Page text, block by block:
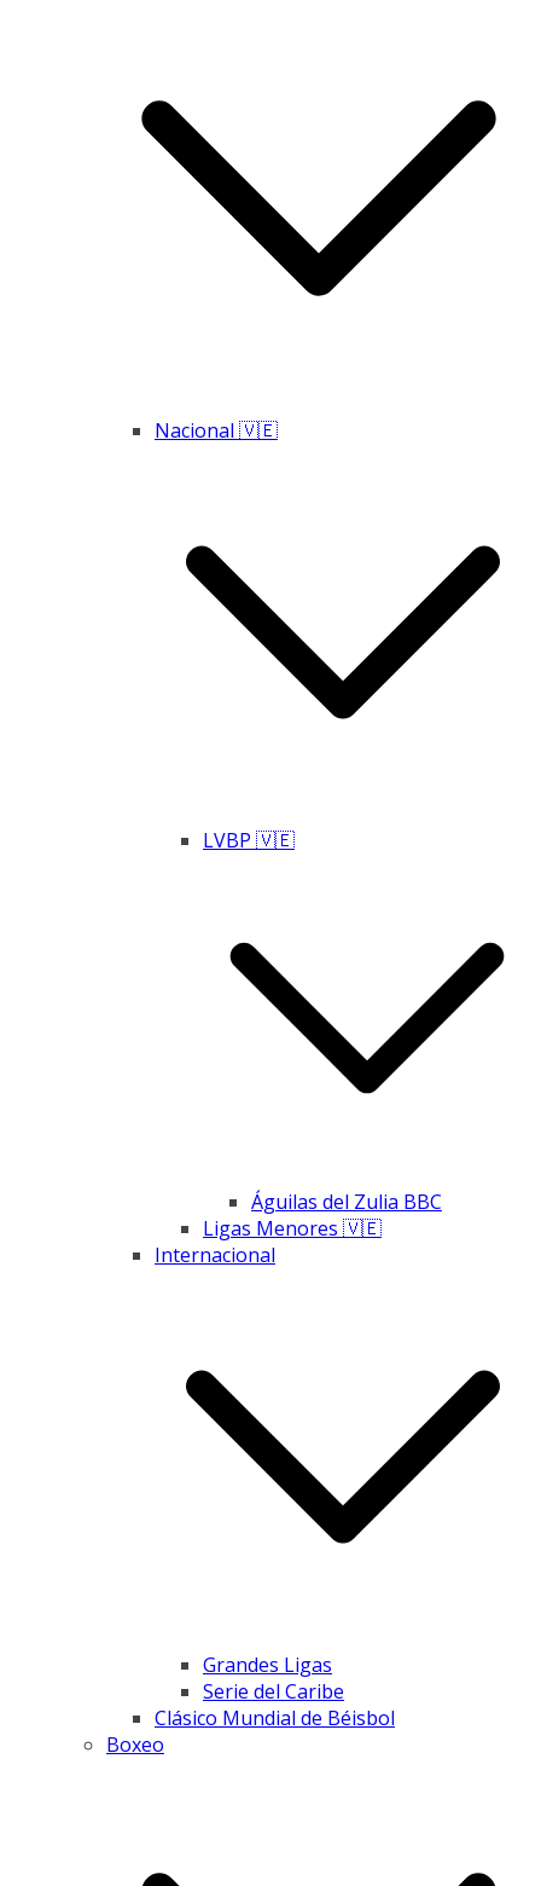
Nacional 🇻🇪
LVBP 🇻🇪
Águilas del Zulia BBC
Ligas Menores 🇻🇪
Internacional
Grandes Ligas
Serie del Caribe
Clásico Mundial de Béisbol
Boxeo